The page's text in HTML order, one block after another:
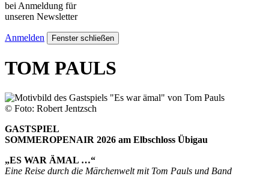
bei Anmeldung für
unseren Newsletter
Anmelden Fenster schließen
TOM PAULS
© Foto: Robert Jentzsch
GASTSPIEL
SOMMEROPENAIR 2026 am Elbschloss Übigau
„ES WAR ÄMAL …“
Eine Reise durch die Märchenwelt mit Tom Pauls und Band